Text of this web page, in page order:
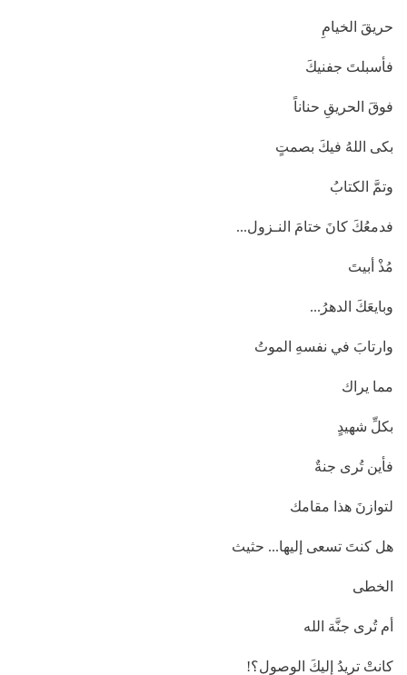
حريقَ الخيامِ
فأسبلتَ جفنيكَ
فوقَ الحريقِ حناناً
بكى اللهُ فيكَ بصمتٍ
وتمَّ الكتابُ
فدمعُكَ كانَ ختامَ النـزول...
مُذْ أبيتَ
وبايعَكَ الدهرُ...
وارتابَ في نفسهِ الموتُ
مما يراك
بكلِّ شهيدٍ
فأين تُرى جنةٌ
لتوازنَ هذا مقامك
هل كنتَ تسعى إليها... حثيث
الخطى
أم تُرى جنَّة الله
كانتْ تريدُ إليكَ الوصول؟!